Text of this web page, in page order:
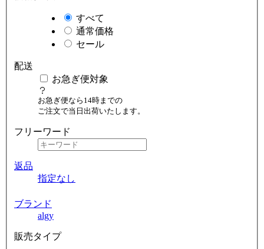
すべて
通常価格
セール
配送
お急ぎ便対象
お急ぎ便なら14時までの
ご注文で当日出荷いたします。
フリーワード
返品
指定なし
ブランド
algy
販売タイプ